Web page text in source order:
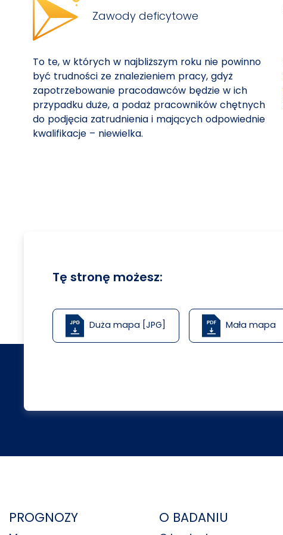
Zawody deficytowe
To te, w których w najbliższym roku nie powinno
być trudności ze znalezieniem pracy, gdyż
zapotrzebowanie pracodawców będzie w ich
przypadku duże, a podaż pracowników chętnych
do podjęcia zatrudnienia i mających odpowiednie
kwalifikacje – niewielka.
Tę stronę możesz:
Duża mapa [JPG] Mała mapa
PROGNOZY O BADANIU